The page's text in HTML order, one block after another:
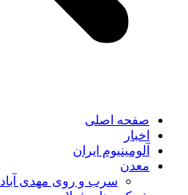
صفحه اصلی
اخبار
آلومینیوم ایران
معدن
سرب و روی مهدی آباد